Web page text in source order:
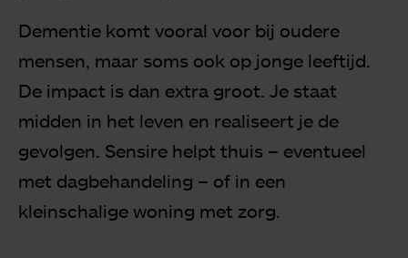
Dementie komt vooral voor bij oudere
mensen, maar soms ook op jonge leeftijd.
De impact is dan extra groot. Je staat
midden in het leven en realiseert je de
gevolgen. Sensire helpt thuis – eventueel
met dagbehandeling – of in een
kleinschalige woning met zorg.